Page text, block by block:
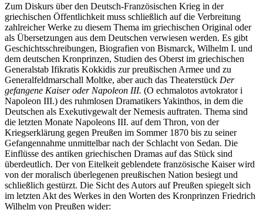
Zum Diskurs über den Deutsch-Französischen Krieg in der
griechischen Öffentlichkeit muss schließlich auf die Verbreitung
zahlreicher Werke zu diesem Thema im griechischen Original oder
als Übersetzungen aus dem Deutschen verwiesen werden. Es gibt
Geschichtsschreibungen, Biografien von Bismarck, Wilhelm I. und
dem deutschen Kronprinzen, Studien des Oberst im griechischen
Generalstab Ifikratis Kokkidis zur preußischen Armee und zu
Generalfeldmarschall Moltke, aber auch das Theaterstück Der
gefangene Kaiser oder Napoleon III. (Ο echmalotos avtokrator i
Napoleon III.) des ruhmlosen Dramatikers Yakinthos, in dem die
Deutschen als Exekutivgewalt der Nemesis auftraten. Thema sind
die letzten Monate Napoleons III. auf dem Thron, von der
Kriegserklärung gegen Preußen im Sommer 1870 bis zu seiner
Gefangennahme unmittelbar nach der Schlacht von Sedan. Die
Einflüsse des antiken griechischen Dramas auf das Stück sind
überdeutlich. Der von Eitelkeit geblendete französische Kaiser wird
von der moralisch überlegenen preußischen Nation besiegt und
schließlich gestürzt. Die Sicht des Autors auf Preußen spiegelt sich
im letzten Akt des Werkes in den Worten des Kronprinzen Friedrich
Wilhelm von Preußen wider: